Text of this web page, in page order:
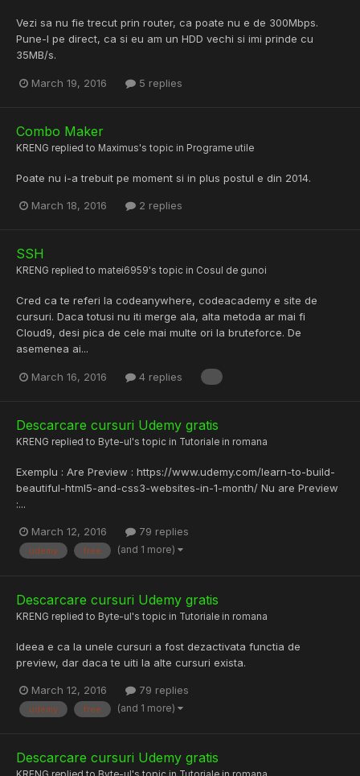
Vezi sa nu fie trecut prin router, ca poate nu e de 300Mbps.
Pune-l pe direct, ca si eu am un HDD vechi si imi prinde cu
35MB/s.
March 19, 2016 5 replies
Combo Maker
KRENG replied to Maximus's topic in Programe utile
Poate nu i-a trebuit pe moment si in plus postul e din 2014.
March 18, 2016 2 replies
SSH
KRENG replied to matei6959's topic in Cosul de gunoi
Cred ca te referi la codeanywhere, codeacademy e site de
cursuri. Daca totusi nu iti merge ala, alta metoda ar mai fi
Cloud9, desi pica de cele mai multe ori la bruteforce. De
asemenea ai...
March 16, 2016 4 replies .
Descarcare cursuri Udemy gratis
KRENG replied to Byte-ul 's topic in Tutoriale in romana
Exemplu : Are Preview : https://www.udemy.com/learn-to-build-
beautiful-html5-and-css3-websites-in-1-month/ Nu are Preview
:...
March 12, 2016 79 replies
udemy free (and 1 more)
Descarcare cursuri Udemy gratis
KRENG replied to Byte-ul's topic in Tutoriale in romana
Ideea e ca la unele cursuri a fost dezactivata functia de
preview, dar daca te uiti la alte cursuri exista.
March 12, 2016 79 replies
udemy free (and 1 more)
Descarcare cursuri Udemy gratis